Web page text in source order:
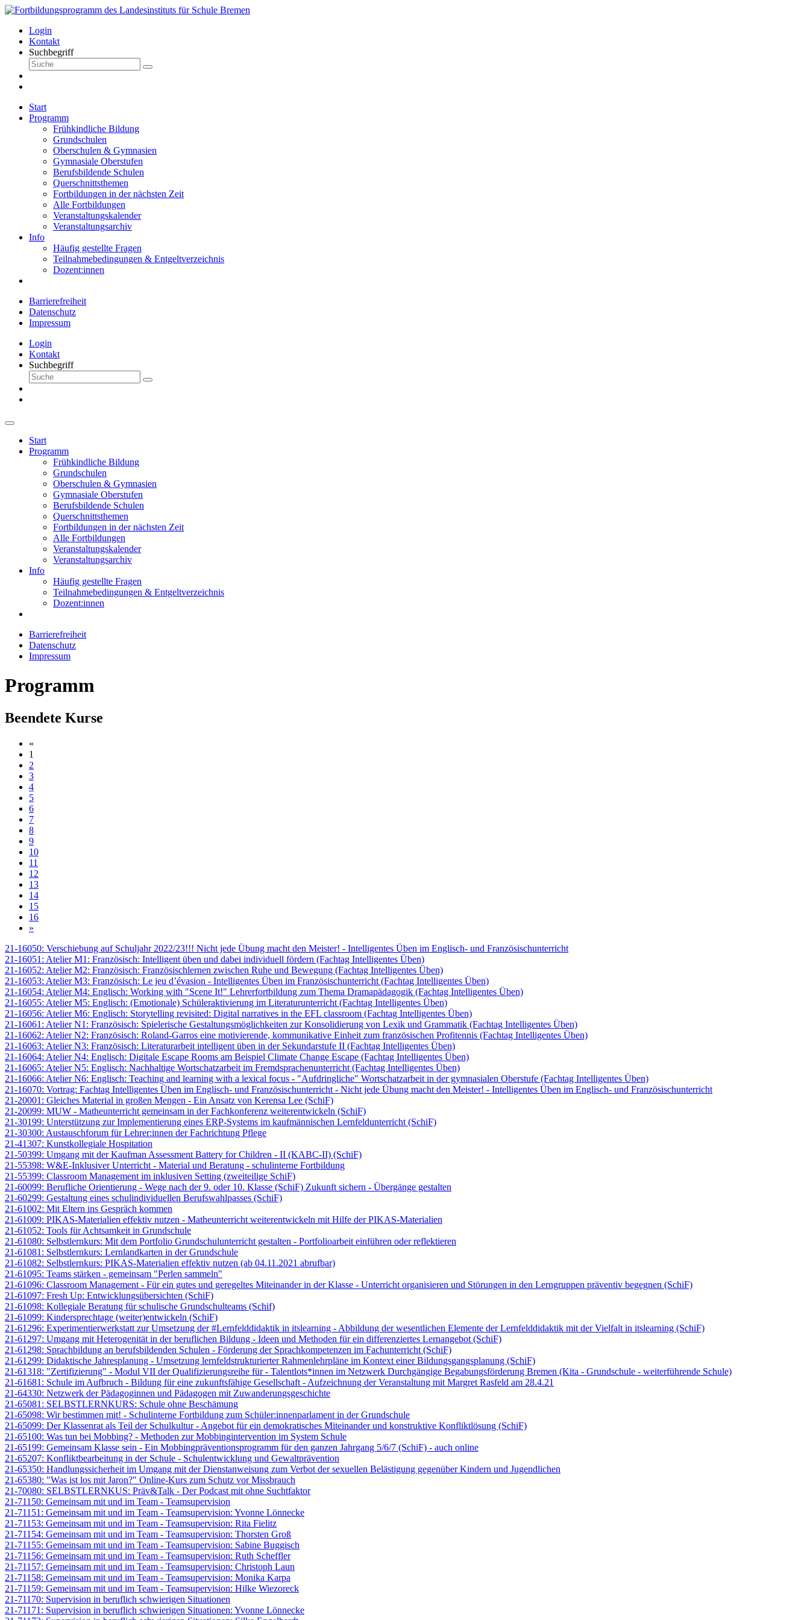
Login
Kontakt
Suchbegriff
Start
Programm
Frühkindliche Bildung
Grundschulen
Oberschulen & Gymnasien
Gymnasiale Oberstufen
Berufsbildende Schulen
Querschnittsthemen
Fortbildungen in der nächsten Zeit
Alle Fortbildungen
Veranstaltungskalender
Veranstaltungsarchiv
Info
Häufig gestellte Fragen
Teilnahmebedingungen & Entgeltverzeichnis
Dozent:innen
Barrierefreiheit
Datenschutz
Impressum
Login
Kontakt
Suchbegriff
Start
Programm
Frühkindliche Bildung
Grundschulen
Oberschulen & Gymnasien
Gymnasiale Oberstufen
Berufsbildende Schulen
Querschnittsthemen
Fortbildungen in der nächsten Zeit
Alle Fortbildungen
Veranstaltungskalender
Veranstaltungsarchiv
Info
Häufig gestellte Fragen
Teilnahmebedingungen & Entgeltverzeichnis
Dozent:innen
Barrierefreiheit
Datenschutz
Impressum
Programm
Beendete Kurse
«
1
2
3
4
5
6
7
8
9
10
11
12
13
14
15
16
»
21-16050: Verschiebung auf Schuljahr 2022/23!!! Nicht jede Übung macht den Meister! - Intelligentes Üben im Englisch- und Französischunterricht
21-16051: Atelier M1: Französisch: Intelligent üben und dabei individuell fördern (Fachtag Intelligentes Üben)
21-16052: Atelier M2: Französisch: Französischlernen zwischen Ruhe und Bewegung (Fachtag Intelligentes Üben)
21-16053: Atelier M3: Französisch: Le jeu d’évasion - Intelligentes Üben im Französischunterricht (Fachtag Intelligentes Üben)
21-16054: Atelier M4: Englisch: Working with "Scene It!" Lehrerfortbildung zum Thema Dramapädagogik (Fachtag Intelligentes Üben)
21-16055: Atelier M5: Englisch: (Emotionale) Schüleraktivierung im Literaturunterricht (Fachtag Intelligentes Üben)
21-16056: Atelier M6: Englisch: Storytelling revisited: Digital narratives in the EFL classroom (Fachtag Intelligentes Üben)
21-16061: Atelier N1: Französisch: Spielerische Gestaltungsmöglichkeiten zur Konsolidierung von Lexik und Grammatik (Fachtag Intelligentes Üben)
21-16062: Atelier N2: Französisch: Roland-Garros eine motivierende, kommunikative Einheit zum französischen Profitennis (Fachtag Intelligentes Üben)
21-16063: Atelier N3: Französisch: Literaturarbeit intelligent üben in der Sekundarstufe II (Fachtag Intelligentes Üben)
21-16064: Atelier N4: Englisch: Digitale Escape Rooms am Beispiel Climate Change Escape (Fachtag Intelligentes Üben)
21-16065: Atelier N5: Englisch: Nachhaltige Wortschatzarbeit im Fremdsprachenunterricht (Fachtag Intelligentes Üben)
21-16066: Atelier N6: Englisch: Teaching and learning with a lexical focus - "Aufdringliche" Wortschatzarbeit in der gymnasialen Oberstufe (Fachtag Intelligentes Üben)
21-16070: Vortrag: Fachtag Intelligentes Üben im Englisch- und Französischunterricht - Nicht jede Übung macht den Meister! - Intelligentes Üben im Englisch- und Französischunterricht
21-20001: Gleiches Material in großen Mengen - Ein Ansatz von Kerensa Lee (SchiF)
21-20099: MUW - Matheunterricht gemeinsam in der Fachkonferenz weiterentwickeln (SchiF)
21-30199: Unterstützung zur Implementierung eines ERP-Systems im kaufmännischen Lernfeldunterricht (SchiF)
21-30300: Austauschforum für Lehrer:innen der Fachrichtung Pflege
21-41307: Kunstkollegiale Hospitation
21-50399: Umgang mit der Kaufman Assessment Battery for Children - II (KABC-II) (SchiF)
21-55398: W&E-Inklusiver Unterricht - Material und Beratung - schulinterne Fortbildung
21-55399: Classroom Management im inklusiven Setting (zweiteilige SchiF)
21-60099: Berufliche Orientierung - Wege nach der 9. oder 10. Klasse (SchiF) Zukunft sichern - Übergänge gestalten
21-60299: Gestaltung eines schulindividuellen Berufswahlpasses (SchiF)
21-61002: Mit Eltern ins Gespräch kommen
21-61009: PIKAS-Materialien effektiv nutzen - Matheunterricht weiterentwickeln mit Hilfe der PIKAS-Materialien
21-61052: Tools für Achtsamkeit in Grundschule
21-61080: Selbstlernkurs: Mit dem Portfolio Grundschulunterricht gestalten - Portfolioarbeit einführen oder reflektieren
21-61081: Selbstlernkurs: Lernlandkarten in der Grundschule
21-61082: Selbstlernkurs: PIKAS-Materialien effektiv nutzen (ab 04.11.2021 abrufbar)
21-61095: Teams stärken - gemeinsam "Perlen sammeln"
21-61096: Classroom Management - Für ein gutes und geregeltes Miteinander in der Klasse - Unterricht organisieren und Störungen in den Lerngruppen präventiv begegnen (SchiF)
21-61097: Fresh Up: Entwicklungsübersichten (SchiF)
21-61098: Kollegiale Beratung für schulische Grundschulteams (Schif)
21-61099: Kindersprechtage (weiter)entwickeln (SchiF)
21-61296: Experimentierwerkstatt zur Umsetzung der #Lernfelddidaktik in itslearning - Abbildung der wesentlichen Elemente der Lernfelddidaktik mit der Vielfalt in itslearning (SchiF)
21-61297: Umgang mit Heterogenität in der beruflichen Bildung - Ideen und Methoden für ein differenziertes Lernangebot (SchiF)
21-61298: Sprachbildung an berufsbildenden Schulen - Förderung der Sprachkompetenzen im Fachunterricht (SchiF)
21-61299: Didaktische Jahresplanung - Umsetzung lernfeldstrukturierter Rahmenlehrpläne im Kontext einer Bildungsgangsplanung (SchiF)
21-61318: "Zertifizierung" - Modul VII der Qualifizierungsreihe für - Talentlots*innen im Netzwerk Durchgängige Begabungsförderung Bremen (Kita - Grundschule - weiterführende Schule)
21-61681: Schule im Aufbruch - Bildung für eine zukunftsfähige Gesellschaft - Aufzeichnung der Veranstaltung mit Margret Rasfeld am 28.4.21
21-64330: Netzwerk der Pädagoginnen und Pädagogen mit Zuwanderungsgeschichte
21-65081: SELBSTLERNKURS: Schule ohne Beschämung
21-65098: Wir bestimmen mit! - Schulinterne Fortbildung zum Schüler:innenparlament in der Grundschule
21-65099: Der Klassenrat als Teil der Schulkultur - Angebot für ein demokratisches Miteinander und konstruktive Konfliktlösung (SchiF)
21-65100: Was tun bei Mobbing? - Methoden zur Mobbingintervention im System Schule
21-65199: Gemeinsam Klasse sein - Ein Mobbingpräventionsprogramm für den ganzen Jahrgang 5/6/7 (SchiF) - auch online
21-65207: Konfliktbearbeitung in der Schule - Schulentwicklung und Gewaltprävention
21-65350: Handlungssicherheit im Umgang mit der Dienstanweisung zum Verbot der sexuellen Belästigung gegenüber Kindern und Jugendlichen
21-65380: "Was ist los mit Jaron?" Online-Kurs zum Schutz vor Missbrauch
21-70080: SELBSTLERNKUS: Präv&Talk - Der Podcast mit ohne Suchtfaktor
21-71150: Gemeinsam mit und im Team - Teamsupervision
21-71151: Gemeinsam mit und im Team - Teamsupervision: Yvonne Lönnecke
21-71153: Gemeinsam mit und im Team - Teamsupervision: Rita Fielitz
21-71154: Gemeinsam mit und im Team - Teamsupervision: Thorsten Groß
21-71155: Gemeinsam mit und im Team - Teamsupervision: Sabine Buggisch
21-71156: Gemeinsam mit und im Team - Teamsupervision: Ruth Scheffler
21-71157: Gemeinsam mit und im Team - Teamsupervision: Christoph Laun
21-71158: Gemeinsam mit und im Team - Teamsupervision: Monika Karpa
21-71159: Gemeinsam mit und im Team - Teamsupervision: Hilke Wiezoreck
21-71170: Supervision in beruflich schwierigen Situationen
21-71171: Supervision in beruflich schwierigen Situationen: Yvonne Lönnecke